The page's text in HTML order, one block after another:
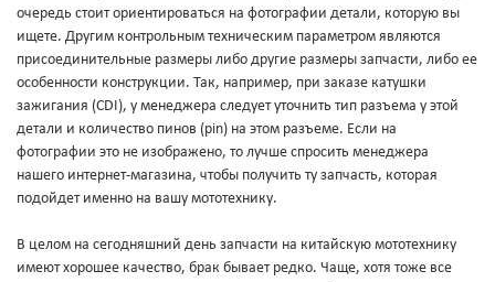
очередь стоит ориентироваться на фотографии детали, которую вы
ищете. Другим контрольным техническим параметром являются
присоединительные размеры либо другие размеры запчасти, либо ее
особенности конструкции. Так, например, при заказе катушки
зажигания (CDI), у менеджера следует уточнить тип разъема у этой
детали и количество пинов (pin) на этом разъеме. Если на
фотографии это не изображено, то лучше спросить менеджера
нашего интернет-магазина, чтобы получить ту запчасть, которая
подойдет именно на вашу мототехнику.
В целом на сегодняшний день запчасти на китайскую мототехнику
имеют хорошее качество, брак бывает редко. Чаще, хотя тоже все